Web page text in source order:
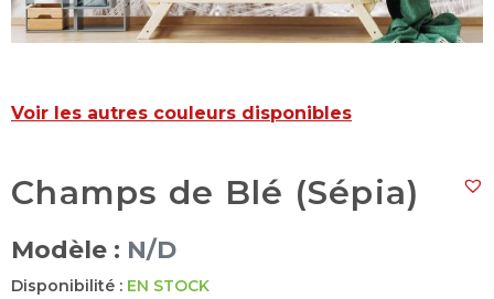
Voir les autres couleurs disponibles
Champs de Blé (Sépia)
Modèle : N/D
Disponibilité : EN STOCK